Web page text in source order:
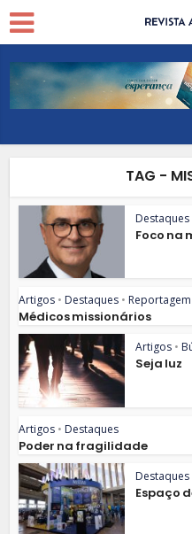
TAG -
Destaques
Foco na
Artigos • Destaques • Reportagem
Médicos missionários
Artigos •
Seja luz
Artigos • Destaques
Poder na fragilidade
Destaques
Espaço